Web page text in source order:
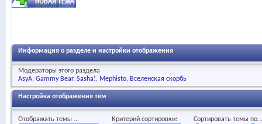
Информация о разделе и настройки отображения
Модераторы этого раздела
AsyA Gammy Bear Sasha! Mephisto Вселенская скорбь
Настройка отображения тем
Отображать темы ... Критерий сортировки:
Сортировать темы по...